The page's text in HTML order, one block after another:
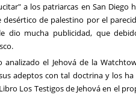
a los patriarcas en San Diego
de palestino por el
dio mucha publicidad, que
el Jehová de la
adeptos con tal doctrina y los
Los Testigos de Jehová en el